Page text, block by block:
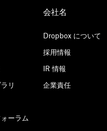
リ
ーラム
会社名
Dropbox について
採用情報
IR 情報
企業責任